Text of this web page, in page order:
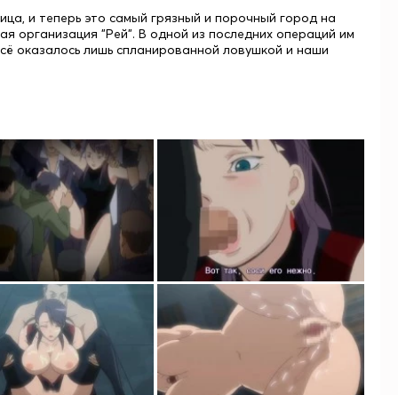
и теперь это самый грязный и порочный город на
организация "Рей". В одной из последних операций им
оказалось лишь спланированной ловушкой и наши